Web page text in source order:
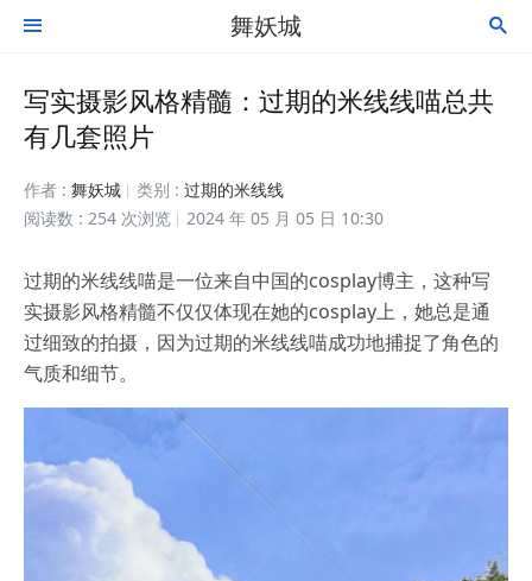
 舞妖城 
写实摄影风格精髓：过期的米线线喵总共
有几套照片
作者 : 舞妖城 类别 : 过期的米线线
阅读数 : 254 次浏览
2024 年 05 月 05 日 10:30
过期的米线线喵是一位来自中国的cosplay博主，这种写
实摄影风格精髓不仅仅体现在她的cosplay上，她总是通
过细致的拍摄，因为过期的米线线喵成功地捕捉了角色的
气质和细节。